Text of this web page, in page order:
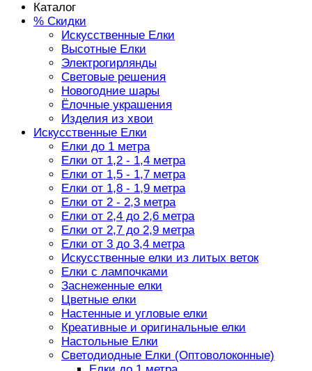
Каталог
% Скидки
Искусственные Елки
Высотные Елки
Электрогирлянды
Световые решения
Новогодние шары
Ёлочные украшения
Изделия из хвои
Искусственные Елки
Елки до 1 метра
Елки от 1,2 - 1,4 метра
Елки от 1,5 - 1,7 метра
Елки от 1,8 - 1,9 метра
Елки от 2 - 2,3 метра
Елки от 2,4 до 2,6 метра
Елки от 2,7 до 2,9 метра
Елки от 3 до 3,4 метра
Искусственные елки из литых веток
Елки с лампочками
Заснеженные елки
Цветные елки
Настенные и угловые елки
Креативные и оригинальные елки
Настольные Елки
Светодиодные Елки (Оптоволоконные)